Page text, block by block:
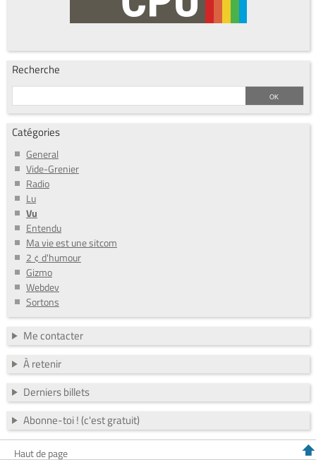
Recherche
Catégories
General
Vide-Grenier
Radio
Lu
Vu
Entendu
Ma vie est une sitcom
2 ¢ d'humour
Gizmo
Webdev
Sortons
Me contacter
À retenir
Derniers billets
Abonne-toi ! (c'est gratuit)
Haut de page